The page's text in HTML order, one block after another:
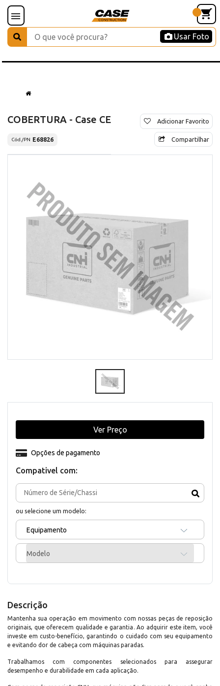
Usar Foto
COBERTURA - Case CE
Cód./PN E68826
Adicionar Favorito
Compartilhar
Compativel com:
ou selecione um modelo:
Equipamento
Modelo
Opções de pagamento
Ver Preço
Descrição
Mantenha sua operação em movimento com nossas peças de reposição
originais, que oferecem qualidade e garantia. Ao adquirir este item, você
investe em custo-benefício, garantindo o cuidado com seu equipamento
e evitando dor de cabeça com máquinas paradas.
Trabalhamos com componentes selecionados para assegurar
desempenho e durabilidade em cada aplicação.